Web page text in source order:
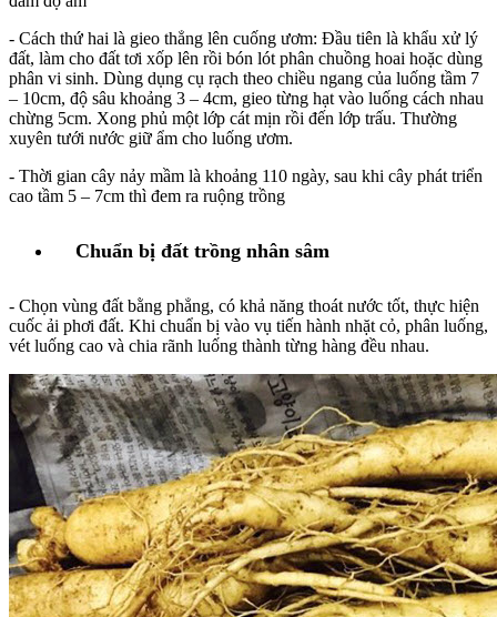
- Cách thứ hai là gieo thẳng lên cuống ươm: Đầu tiên là khẩu xử lý
đất, làm cho đất tơi xốp lên rồi bón lót phân chuồng hoai hoặc dùng
phân vi sinh. Dùng dụng cụ rạch theo chiều ngang của luống tầm 7
– 10cm, độ sâu khoảng 3 – 4cm, gieo từng hạt vào luống cách nhau
chừng 5cm. Xong phủ một lớp cát mịn rồi đến lớp trấu. Thường
xuyên tưới nước giữ ẩm cho luống ươm.
- Thời gian cây nảy mầm là khoảng 110 ngày, sau khi cây phát triển
cao tầm 5 – 7cm thì đem ra ruộng trồng
Chuẩn bị đất trồng nhân sâm
- Chọn vùng đất bằng phẳng, có khả năng thoát nước tốt, thực hiện
cuốc ải phơi đất. Khi chuẩn bị vào vụ tiến hành nhặt cỏ, phân luống,
vét luống cao và chia rãnh luống thành từng hàng đều nhau.